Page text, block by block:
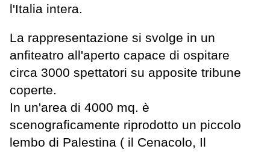
l'Italia intera.
La rappresentazione si svolge in un
anfiteatro all'aperto capace di ospitare
circa 3000 spettatori su apposite tribune
coperte.
In un'area di 4000 mq. è
scenograficamente riprodotto un piccolo
lembo di Palestina ( il Cenacolo, Il